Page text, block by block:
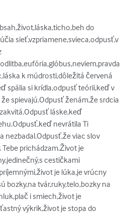
do
sieť,vzpriamene,svieca,odpusť,v
k múdrosti,dôležitá červená
spália si krídla,odpusť teórii,keď v
spievajú.Odpusť ženám,že srdcia
láske,keď
nevrátila Ti
nezbadal.Odpusť,že viac slov
prichádzam.Život je
cestičkami
je lúka,je vrúcny
bozky,na tvár,ruky,telo,bozky na
i smiech,život je
výkrik,život je stopa do